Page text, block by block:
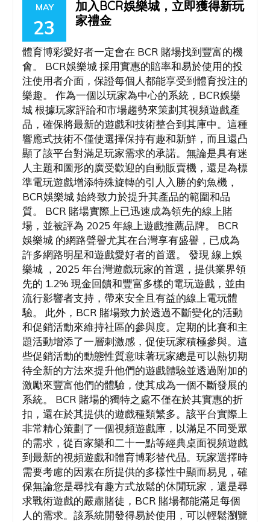
MAY
23
加入BCR娛樂城，立即獲得新玩
家禮金
體育博彩愛好者一定會在 BCR 賭場找到豐富的機
會。 BCR娛樂城 採用實惠的賠率和易於使用的投
注使用者介面，保證每個人都能享受到體育投注的
樂趣。 作為一個以玩家為中心的系統，BCR娛樂
城 根據玩家評論和市場趨勢來策劃其視頻遊戲產
品，確保將最新的遊戲和技術整合到其庫中。這種
響應式技術不僅使選擇保持有趣和新鮮，而且還凸
顯了該平台對滿足玩家需求的承諾。無論是具有迷
人主題和圖形的廣受歡迎的自動販賣機，還是為標
準電玩遊戲增添特殊旋轉的引人入勝的釣魚機，
BCR娛樂城 始終致力於提升其產品的範圍和品
質。 BCR 賭場實際上已迅速成為領先的線上賭
場，並被評為 2025 年線上遊戲推薦品牌。 BCR
娛樂城 的網路聲譽尤其在台灣享有盛譽，已成為
許多網路明星和遊戲愛好者的首選。 發現 線上娛
樂城 ，2025 年台灣遊戲玩家的首選，提供業界領
先的 1.2% 現金回饋和豐富多樣的電玩遊戲，並由
流行影響者支持，帶來安全且有益的線上電玩體
驗。 此外，BCR 賭場致力於透過不斷變化的活動
和促銷活動來維持社區的參與度。定期的比賽和主
題活動增添了一層刺激感，促使玩家積極參與。這
些促銷活動的動態性質意味著玩家總是可以熱切期
待全新的方法來提升他們的遊戲體驗並透過附加的
激勵來豐富他們的體驗，使其成為一個不斷發展的
系統。 BCR 賭場的獨特之處不僅在於其實惠的折
扣，還在於其提供的遊戲種類繁多。該平台實際上
非常精心策劃了一個視頻遊戲庫，以滿足不同受眾
的需求，從百家樂和二十一點等經典桌面視頻遊戲
到最新的視頻遊戲和體育博彩替代品。玩家選擇時
需要考慮的因素在所提供的多樣性中顯而易見，確
保無論您是尋找有趣方式放鬆的休閒玩家，還是尋
求戰術遊戲的嚴肅賭徒，BCR 賭場都能滿足每個
人的需求。該系統開發得易於使用，可以輕鬆瀏覽